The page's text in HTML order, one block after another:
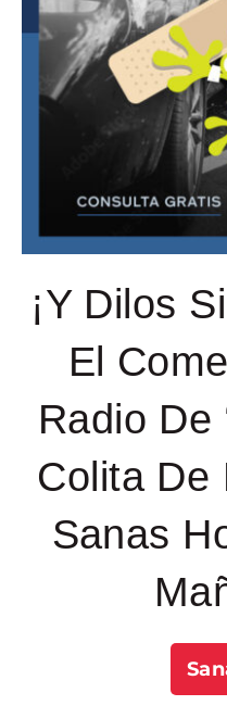
¡Y Dilos
El
Radio De
Colita De
Sanas